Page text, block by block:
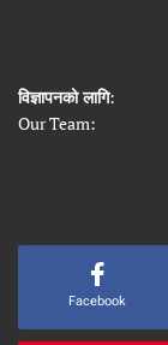
विज्ञापनको लागि:
Our Team:
Facebook